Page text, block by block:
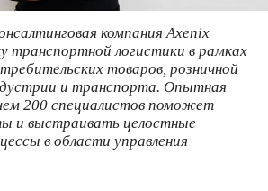
компания Axenix
транспортной логистики в рамках
товаров, розничной
и транспорта. Опытная
200 специалистов поможет
и выстраивать целостные
в области управления